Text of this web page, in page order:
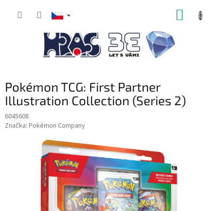
Pokémon TCG: First Partner
Illustration Collection (Series 2)
6045608
Značka: Pokémon Company